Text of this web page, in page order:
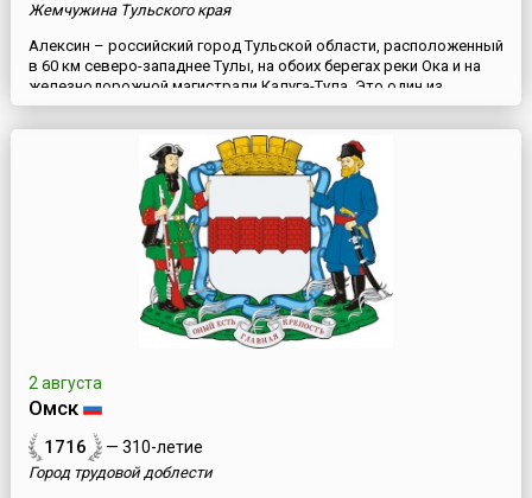
Жемчужина Тульского края
Алексин – российский город Тульской области, расположенный
в 60 км северо-западнее Тулы, на обоих берегах реки Ока и на
железнодорожной магистрали Калуга-Тула. Это один из
древнейших городов данного региона. Официальной датой
основания города считается 1348 год, под которым он впервые
упомянут в Никоновской летописи (в связи с разорением
Алексина войсками ордынского князя Темира) как крепость ...
2 августа
Омск
1716 — 310-летие
Город трудовой доблести